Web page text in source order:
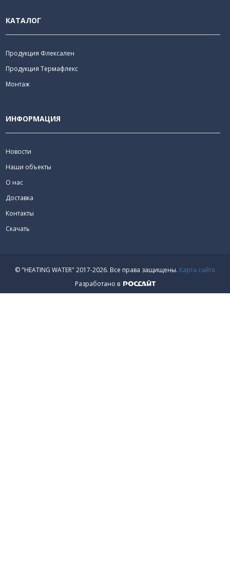
КАТАЛОГ
Продукция Флексален
Продукция Термафлекс
Монтаж
ИНФОРМАЦИЯ
Новости
Наши объекты
О нас
Доставка
Контакты
Скачать
© "HEATING WATER" 2017-2026. Все права защищены. Карта сайта
Разработано в